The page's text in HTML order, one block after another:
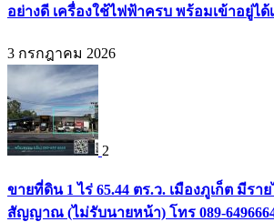
อย่างดี เครื่องใช้ไฟฟ้าครบ พร้อมเข้าอยู่ได้เ
3 กรกฎาคม 2026
2
ขายที่ดิน 1 ไร่ 65.44 ตร.ว. เมืองภูเก็ต มีรา
สัญญาณ (ไม่รับนายหน้า) โทร 089-